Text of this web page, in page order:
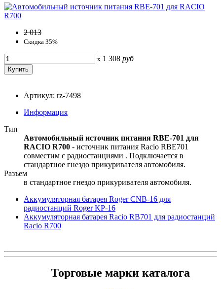
2 013
Скидка 35%
x 1 308 руб
Артикул: rz-7498
Информация
Тип
Автомобильный источник питания RBE-701 для
RACIO R700 - источник питания Racio RBE701
совместим с радиостанциями . Подключается в
стандартное гнездо прикуривателя автомобиля.
Разъем
в стандартное гнездо прикуривателя автомобиля.
Аккумуляторная батарея Roger CNB-16 для
радиостанций Roger KP-16
Аккумуляторная батарея Racio RB701 для радиостанций
Racio R700
Торговые марки каталога